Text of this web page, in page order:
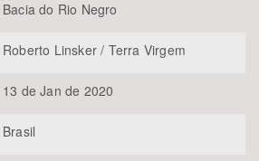
Bacia do Rio Negro
Roberto Linsker / Terra Virgem
13 de Jan de 2020
Brasil